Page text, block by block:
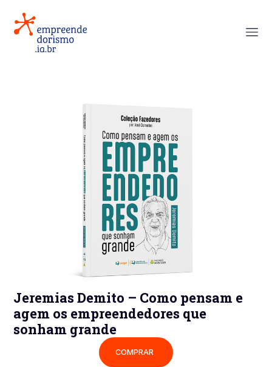
Jeremias Demito – Como pensam e
agem os empreendedores que
sonham grande
COMPRAR